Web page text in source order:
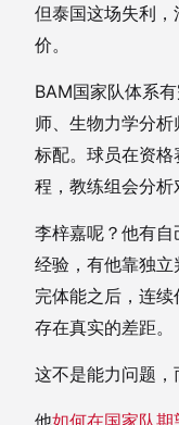
但泰国这场失利
价。
BAM国家队体系
师、生物力学分
标配。球员在资
程，教练组会分析
李梓嘉呢？他有
经验，有他靠独
完体能之后，连
存在真实的差距。
这不是能力问题，
他如何在国家队